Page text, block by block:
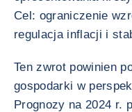
Cel: ograniczenie
regulacja inflacji i
Ten zwrot powinien
gospodarki w
Prognozy na 2024 r.